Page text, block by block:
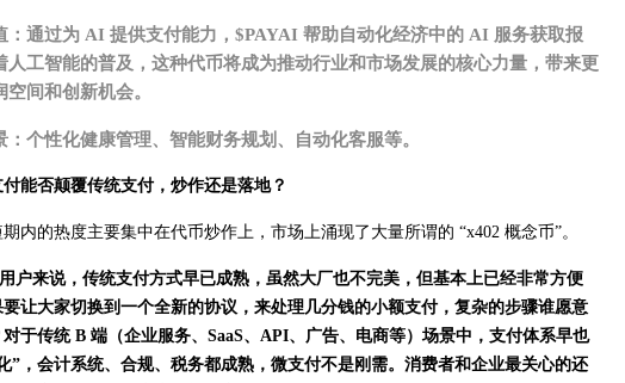
：通过为 AI 提供支付能力，$PAYAI 帮助自动化经济中的 AI 服务获取报
人工智能的普及，这种代币将成为推动行业和市场发展的核心力量，带来更
空间和创新机会。
：个性化健康管理、智能财务规划、自动化客服等。
能否颠覆传统支付，炒作还是落地？
期内的热度主要集中在代币炒作上， 市场上涌现了大量所谓的 “x402 概念币”。
户来说，传统支付方式早已成熟，虽然大厂也不完美，但基本上已经非常方便
要让大家切换到一个全新的协议，来处理几分钱的小额支付，复杂的步骤谁愿意
于传统 B 端（企业服务、SaaS、API、广告、电商等）场景中，支付体系早也
”， 会计系统、合规、税务都成熟，微支付不是刚需。消费者和企业最关心的还